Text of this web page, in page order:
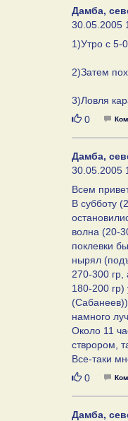
Дамба,
30.05.2005
1)Утро с 5-
2)Затем
3)Ловля
Нравится
0
Дамба,
30.05.2005
Всем
В субботу
волна (20-
поклевки
нырял
270-300
180-200 гр)
намного
Около 11
стврором,
Все-таки
Нравится
0
Дамба,